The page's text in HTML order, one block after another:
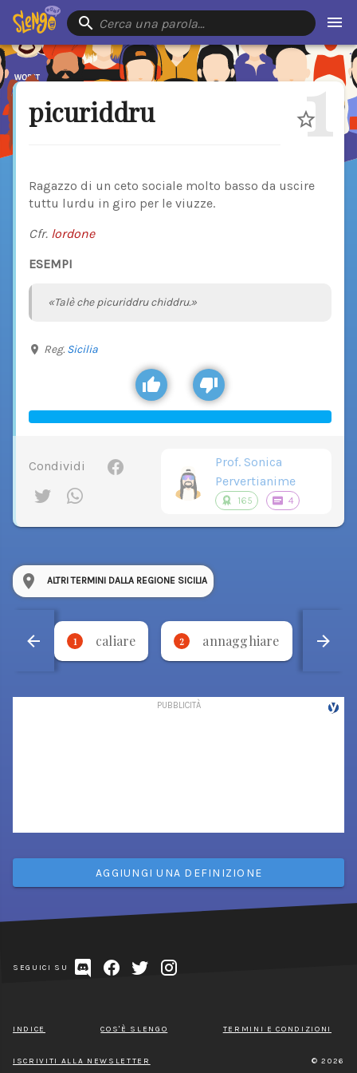
Cerca una parola…
picuriddru 1
Ragazzo di un ceto sociale molto basso da uscire
tuttu lurdu in giro per le viuzze.
Cfr. lordone
ESEMPI
«Talè che picuriddru chiddru.»
Reg. Sicilia
Condividi
Prof. Sonica
Pervertianime
165 4
ALTRI TERMINI DALLA REGIONE SICILIA
1 caliare 2 annagghiare 3
AGGIUNGI UNA DEFINIZIONE
SEGUICI SU
INDICE COS'È SLENGO TERMINI E CONDIZIONI
ISCRIVITI ALLA NEWSLETTER © 2026